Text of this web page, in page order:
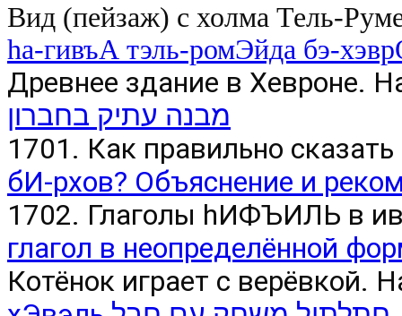
Вид (пейзаж) с холма Тель-
hа-гивъА тэль-ромЭйда бэ-
Древнее здание в Хевроне.
מבנה עתיק בחברון
1701. Как правильно сказать
бИ-рхов? Объяснение и
1702. Глаголы hИФЪИЛЬ в
глагол в неопределённой
Котёнок играет с верёвкой.